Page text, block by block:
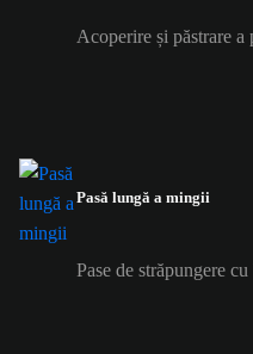
Acoperire și păstrare
Pasă lungă a mingii
Pase de străpungere